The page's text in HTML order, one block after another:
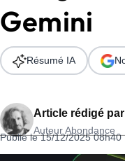
Télécharger
Gemini
Article rédigé par
Auteur Abondance
Publié le 15/12/2025 08h40
Résumé IA